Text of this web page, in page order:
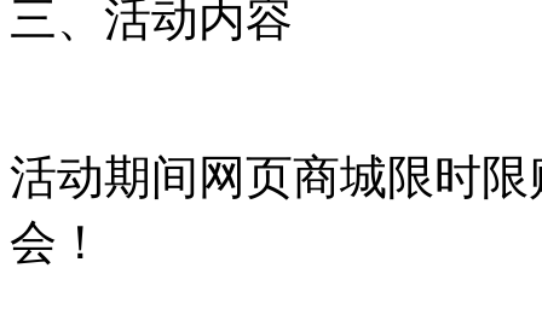
三、活动内容
活动期间网页商城限时
会！